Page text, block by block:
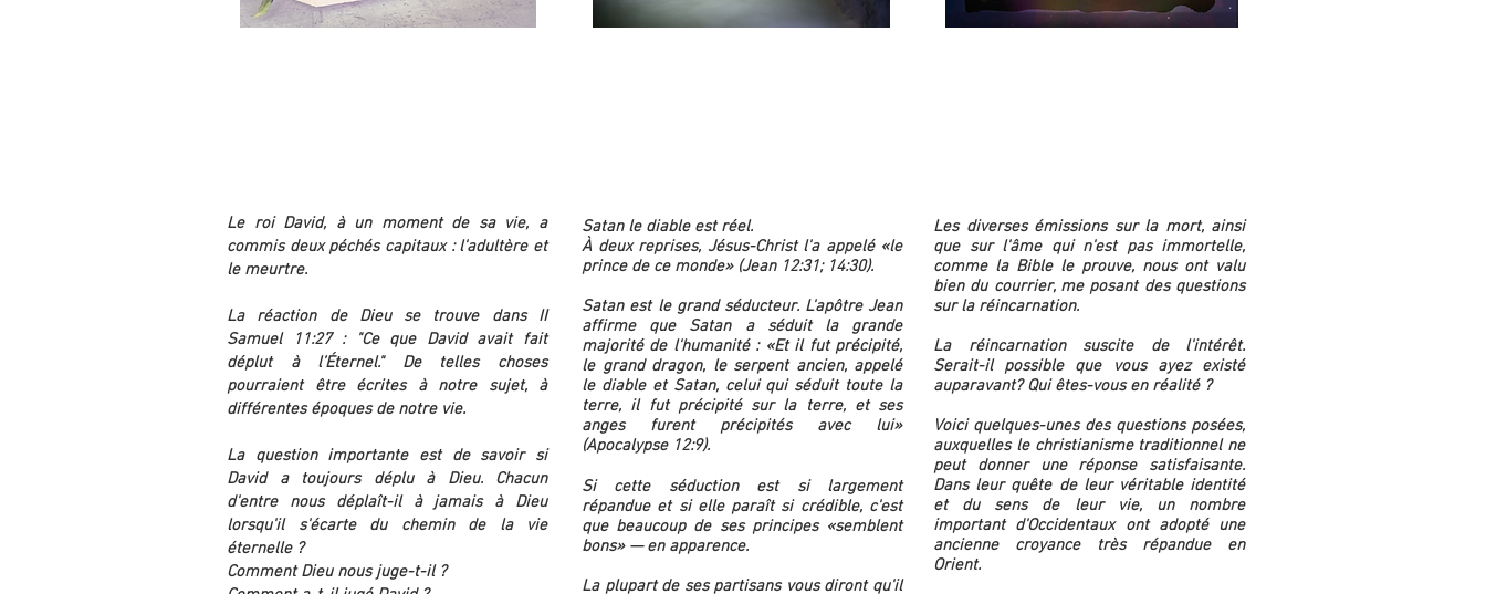
Le roi David, à un moment de sa vie, a
commis deux péchés capitaux : l'adultère et
le meurtre.
La réaction de Dieu se trouve dans II
Samuel 11:27 : "Ce que David avait fait
déplut à l’Éternel." De telles choses
pourraient être écrites à notre sujet, à
différentes époques de notre vie.
La question importante est de savoir si
David a toujours déplu à Dieu. Chacun
d'entre nous déplaît-il à jamais à Dieu
lorsqu'il s'écarte du chemin de la vie
éternelle ?
Comment Dieu nous juge-t-il ?
Satan le diable est réel.
À deux reprises, Jésus-Christ l'a appelé «le
prince de ce monde» (Jean 12:31; 14:30).
Satan est le grand séducteur. L'apôtre Jean
affirme que Satan a séduit la grande
majorité de l'humanité : «Et il fut précipité,
le grand dragon, le serpent ancien, appelé
le diable et Satan, celui qui séduit toute la
terre, il fut précipité sur la terre, et ses
anges furent précipités avec lui»
(Apocalypse 12:9).
Si cette séduction est si largement
répandue et si elle paraît si crédible, c'est
que beaucoup de ses principes «semblent
bons» — en apparence.
La plupart de ses partisans vous diront qu'il
Les diverses émissions sur la mort, ainsi
que sur l'âme qui n'est pas immortelle,
comme la Bible le prouve, nous ont valu
bien du courrier, me posant des questions
sur la réincarnation.
La réincarnation suscite de l'intérêt.
Serait-il possible que vous ayez existé
auparavant? Qui êtes-vous en réalité ?
Voici quelques-unes des questions posées,
auxquelles le christianisme traditionnel ne
peut donner une réponse satisfaisante.
Dans leur quête de leur véritable identité
et du sens de leur vie, un nombre
important d'Occidentaux ont adopté une
ancienne croyance très répandue en
Orient.